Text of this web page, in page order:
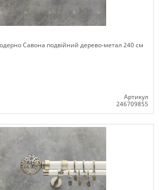
Савона подвійний дерево-метал 240 см
Артикул
246709855